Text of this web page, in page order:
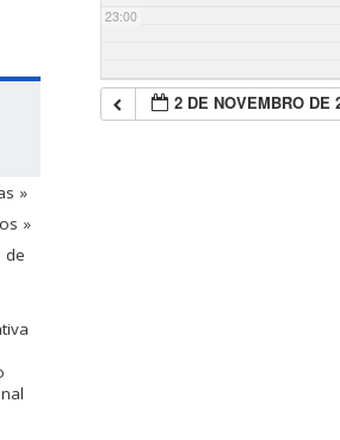
»
»
de
23:00
2 DE NOVEMBRO DE